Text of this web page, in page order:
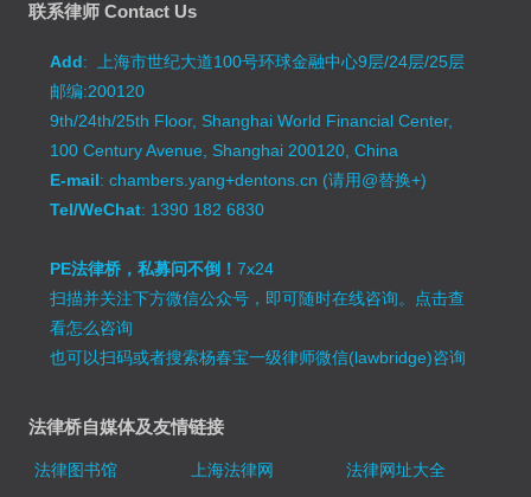
联系律师 Contact Us
Add: 上海市世纪大道100号环球金融中心9层/24层/25层
邮编:200120
9th/24th/25th Floor, Shanghai World Financial Center,
100 Century Avenue, Shanghai 200120, China
E-mail: chambers.yang+dentons.cn (请用@替换+)
Tel/WeChat: 1390 182 6830
PE法律桥，私募问不倒！7x24
扫描并关注下方微信公众号，即可随时在线咨询。 点击查
看怎么咨询
也可以扫码或者搜索杨春宝一级律师微信(lawbridge)咨询
法律桥自媒体及友情链接
法律图书馆 上海法律网
法律网址大全